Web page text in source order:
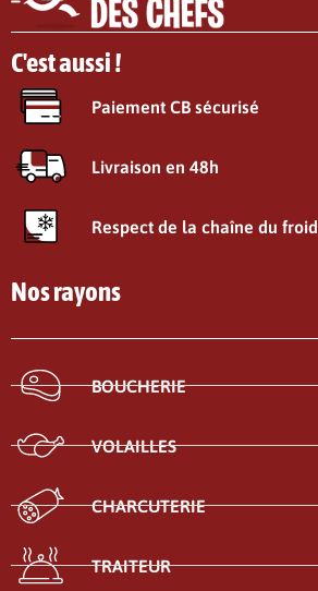
C'est aussi !
Paiement CB sécurisé
Livraison en 48h
Respect de la chaîne du froid
Nos rayons
BOUCHERIE
VOLAILLES
CHARCUTERIE
TRAITEUR